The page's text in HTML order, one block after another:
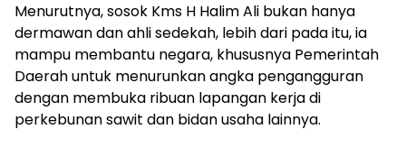
Menurutnya, sosok Kms H Halim Ali bukan hanya
dermawan dan ahli sedekah, lebih dari pada itu, ia
mampu membantu negara, khususnya Pemerintah
Daerah untuk menurunkan angka pengangguran
dengan membuka ribuan lapangan kerja di
perkebunan sawit dan bidan usaha lainnya.